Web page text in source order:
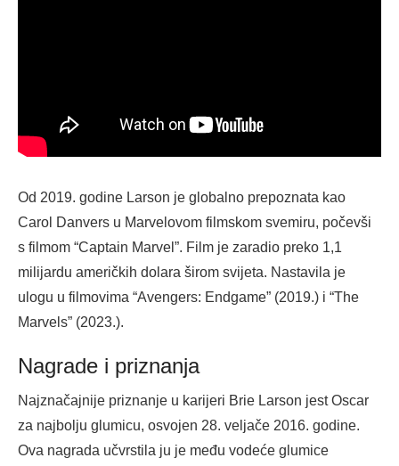
Od 2019. godine Larson je globalno prepoznata kao
Carol Danvers u Marvelovom filmskom svemiru, počevši
s filmom “Captain Marvel”. Film je zaradio preko 1,1
milijardu američkih dolara širom svijeta. Nastavila je
ulogu u filmovima “Avengers: Endgame” (2019.) i “The
Marvels” (2023.).
Nagrade i priznanja
Najznačajnije priznanje u karijeri Brie Larson jest Oscar
za najbolju glumicu, osvojen 28. veljače 2016. godine.
Ova nagrada učvrstila ju je među vodeće glumice